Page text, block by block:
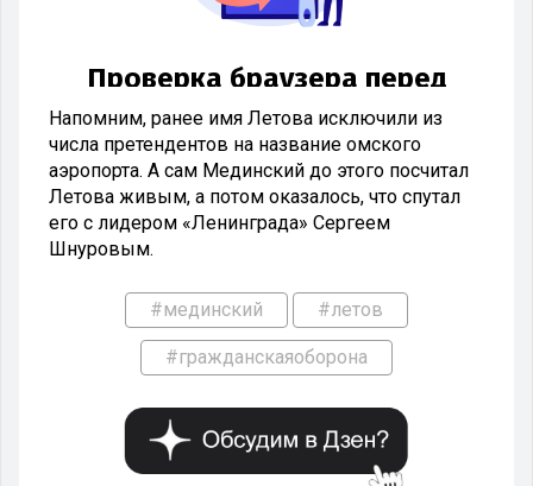
Напомним, ранее имя Летова исключили из
числа претендентов на название омского
аэропорта. А сам Мединский до этого посчитал
Летова живым, а потом оказалось, что спутал
его с лидером «Ленинграда» Сергеем
Шнуровым.
#мединский #летов
#гражданскаяоборона